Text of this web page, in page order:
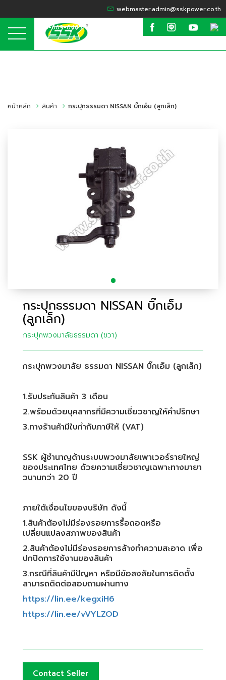
webmaster.admin@sskpower.co.th
095-669-6465 / 099-635-6424
หน้าหลัก สินค้า กระปุกธรรมดา NISSAN บิ๊กเอ็ม (ลูกเล็ก)
กระปุกธรรมดา NISSAN บิ๊กเอ็ม
(ลูกเล็ก)
กระปุกพวงมาลัยธรรมดา (ขวา)
กระปุกพวงมาลัย ธรรมดา NISSAN บิ๊กเอ็ม (ลูกเล็ก)
1.รับประกันสินค้า 3 เดือน
2.พร้อมด้วยบุคลากรที่มีความเชี่ยวชาญให้คำปรึกษา
3.ทางร้านค้ามีใบกำกับภาษีให้ (VAT)
SSK ผู้ชำนาญด้านระบบพวงมาลัยเพาเวอร์รายใหญ่
ของประเทศไทย ด้วยความเชี่ยวชาญเฉพาะทางมายา
วนานกว่า 20 ปี
ภายใต้เงื่อนไขของบริษัท ดังนี้
1.สินค้าต้องไม่มีร่องรอยการรื้อถอดหรือ
เปลี่ยนแปลงสภาพของสินค้า
2.สินค้าต้องไม่มีร่องรอยการล้างทำความสะอาด เพื่อ
ปกปิดการใช้งานของสินค้า
3.กรณีที่สินค้ามีปัญหา หรือมีข้อสงสัยในการติดตั้ง
สามารถติดต่อสอบถามผ่านทาง
https://lin.ee/kegxiH6
https://lin.ee/vVYLZOD
Contact Seller